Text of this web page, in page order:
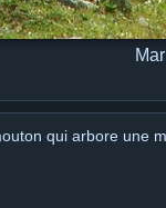
qui arbore une